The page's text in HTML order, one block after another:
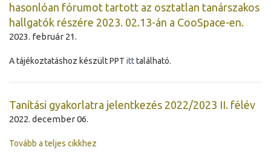
hasonlóan fórumot tartott az osztatlan tanárszakos
hallgatók részére 2023. 02.13-án a CooSpace-en.
2023. február 21.
A tájékoztatáshoz készült PPT itttalálható.
Tanítási gyakorlatra jelentkezés 2022/2023 II. félév
2022. december 06.
Tovább a teljes cikkhez